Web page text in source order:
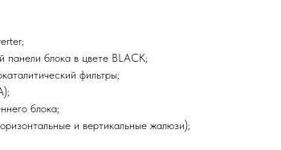
панели блока в цвете BLACK;
фильтры;
блока;
и вертикальные жалюзи);